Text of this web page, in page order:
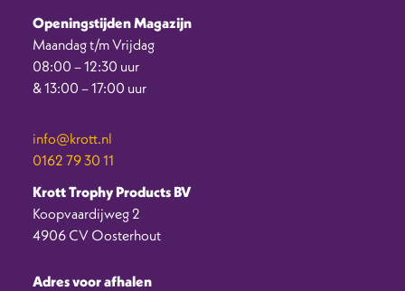
Openingstijden Magazijn
Maandag t/m Vrijdag
08:00 – 12:30 uur
& 13:00 – 17:00 uur
info@krott.nl
0162 79 30 11
Krott Trophy Products BV
Koopvaardijweg 2
4906 CV Oosterhout
Adres voor afhalen